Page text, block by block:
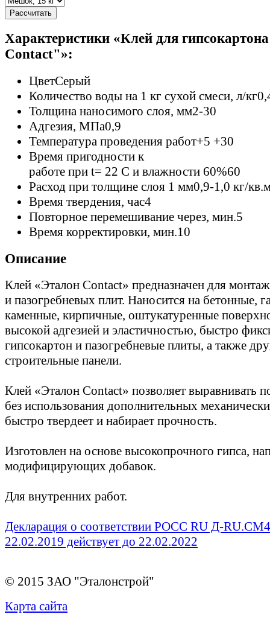
Рассчитать
Характеристики «Клей для
Contact"»:
ЦветСерый
Количество воды на 1 кг сухой смеси, л/кг
Толщина наносимого слоя, мм2-30
Адгезия, МПа0,9
Температура проведения работ+5 +30
Время пригодности к
работе при t= 22 C и влажности 60%60
Расход при толщине слоя 1 мм0,9-1,0 кг/
Время твердения, час4
Повторное перемешивание через, мин.5
Время корректировки, мин.10
Описание
Клей «Эталон Contact» предназначен для
и пазогребневых плит. Наносится на бетонные,
каменные, кирпичные, оштукатуренные
высокой адгезией и эластичностью, быстро
гипсокартон и пазогребневые плиты, а также
строительные панели.
Клей «Эталон Contact» позволяет выравнивать
без использования дополнительных
быстро твердеет и набирает прочность.
Изготовлен на основе высокопрочного гипса,
модифицирующих добавок.
Для внутренних работ.
Декларация о соответствии РОСС RU Д-
22.02.2019 действует до 22.02.2022
© 2015 ЗАО "Эталонстрой"
Карта сайта